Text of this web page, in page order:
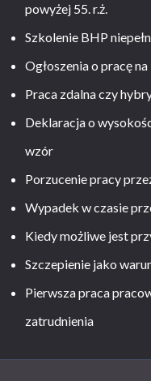
powyżej 55. r.ż.
Szkolenie BHP
Ogłoszenia o pracę
Praca zdalna czy
Deklaracja o
wzór
Porzucenie pracy
Wypadek w czasie
Kiedy możliwe jest
Szczepienie jako
Pierwsza praca
zatrudnienia